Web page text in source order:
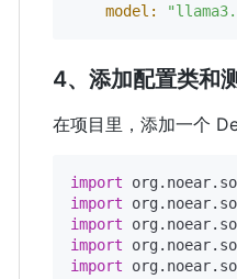
model:
4、添加配置类和
在项目里，添加一个
import
import
import
import
import